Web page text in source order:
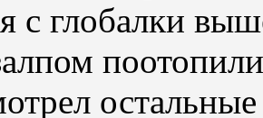
с глобалки